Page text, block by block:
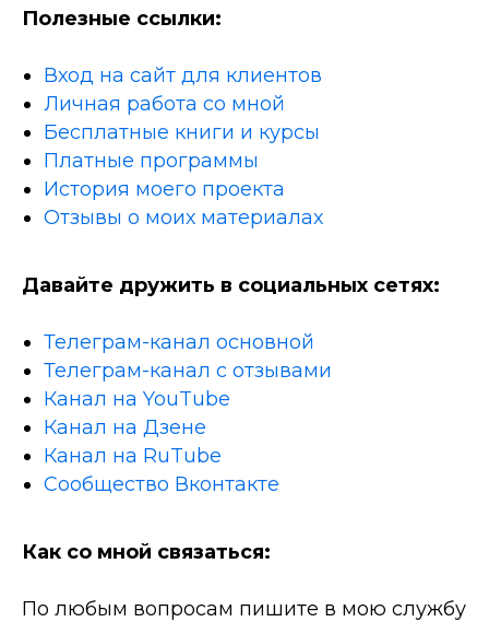
Полезные ссылки:
Вход на сайт для клиентов
Личная работа со мной
Бесплатные книги и курсы
Платные программы
История моего проекта
Отзывы о моих материалах
Давайте дружить в социальных сетях:
Телеграм-канал основной
Телеграм-канал с отзывами
Канал на YouTube
Канал на Дзене
Канал на RuTube
Сообщество Вконтакте
Как со мной связаться:
По любым вопросам пишите в мою службу